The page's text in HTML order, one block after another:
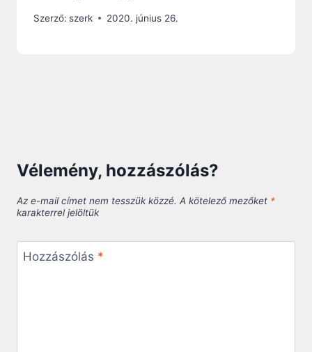
Szerző: szerk 2020. június 26.
Vélemény, hozzászólás?
Az e-mail címet nem tesszük közzé. A kötelező mezőket *
karakterrel jelöltük
Hozzászólás *